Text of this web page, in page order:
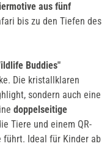
aus fünf
bis zu den Tiefen des
Buddies"
Die kristallklaren
sondern auch eine
doppelseitige
Tiere und einem QR-
führt. Ideal für Kinder ab